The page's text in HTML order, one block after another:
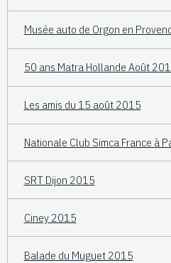
Musée auto de Orgon en
50 ans Matra Hollande Août
Les amis du 15 août 2015
Nationale Club Simca France à
SRT Dijon 2015
Ciney 2015
Balade du Muguet 2015